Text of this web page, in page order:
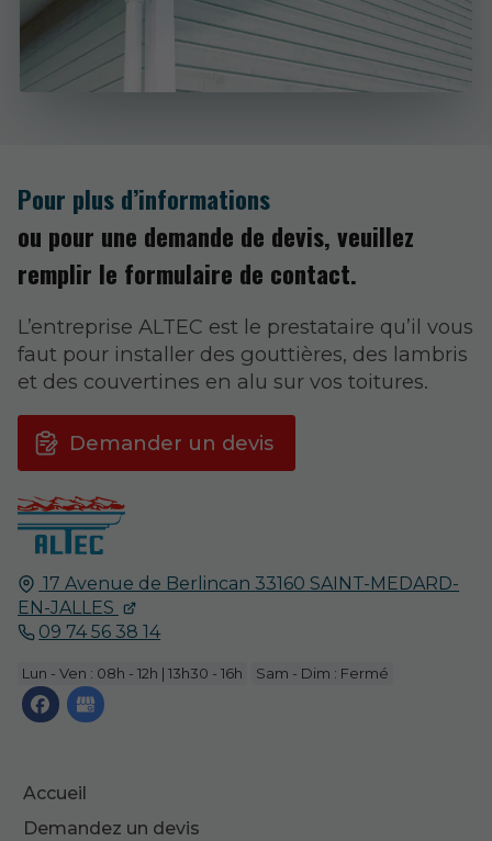
17 Avenue de Berlincan 33160 SAINT-MEDARD-
EN-JALLES
09 74 56 38 14
Lun - Ven : 08h - 12h | 13h30 - 16h Sam - Dim : Fermé
Accueil
Demandez un devis
Pour plus d’informations
ou pour une demande de devis, veuillez
remplir le formulaire de contact.
L’entreprise ALTEC est le prestataire qu’il vous
faut pour installer des gouttières, des lambris
et des couvertines en alu sur vos toitures.
Demander un devis